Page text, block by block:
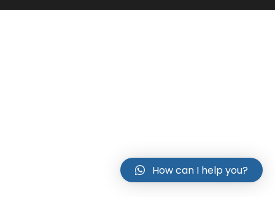
How can I help you?